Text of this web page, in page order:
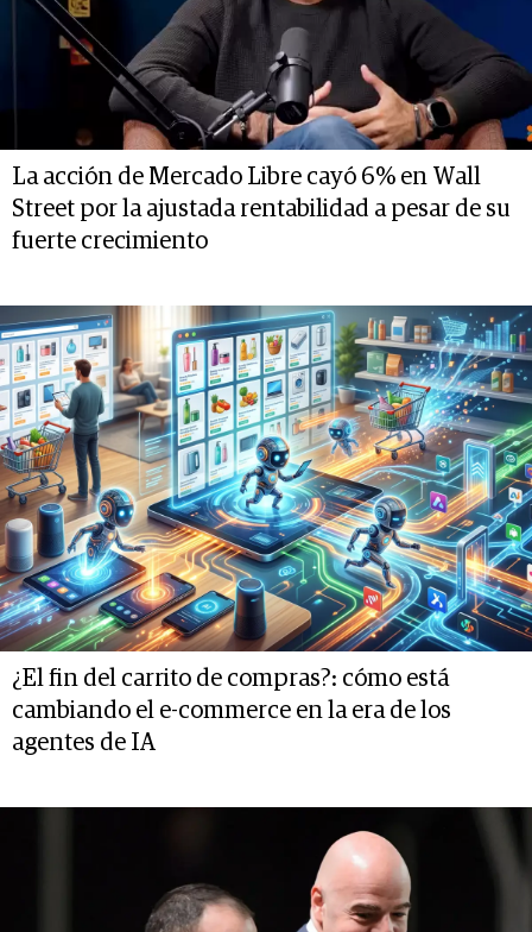
La acción de Mercado Libre cayó 6% en Wall
Street por la ajustada rentabilidad a pesar de su
fuerte crecimiento
¿El fin del carrito de compras?: cómo está
cambiando el e-commerce en la era de los
agentes de IA